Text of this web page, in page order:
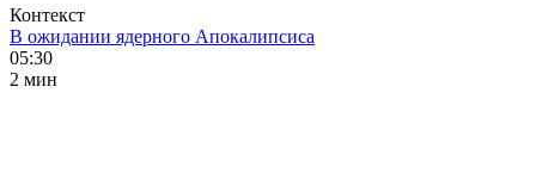
Контекст
В ожидании ядерного Апокалипсиса
05:30
2 мин